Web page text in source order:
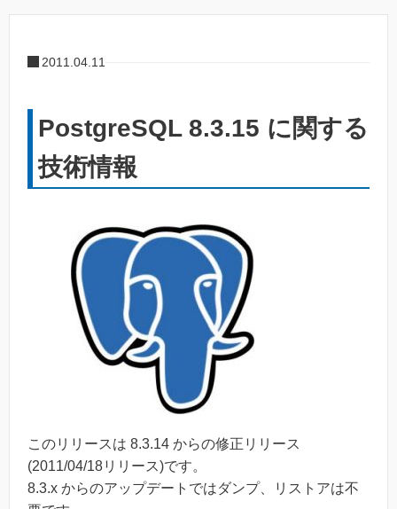
2011.04.11
PostgreSQL 8.3.15 に関する
技術情報
このリリースは 8.3.14 からの修正リリース
(2011/04/18リリース)です。
8.3.x からのアップデートではダンプ、リストアは不